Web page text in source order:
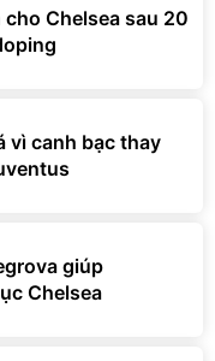
Chelsea sau 20
vì canh bạc thay
giúp
Chelsea